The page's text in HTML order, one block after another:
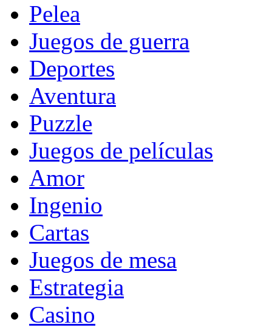
Pelea
Juegos de guerra
Deportes
Aventura
Puzzle
Juegos de películas
Amor
Ingenio
Cartas
Juegos de mesa
Estrategia
Casino